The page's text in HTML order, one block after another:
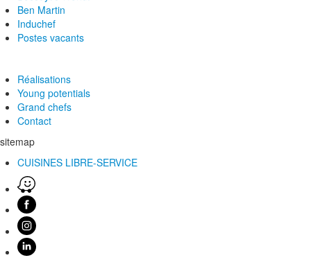
Ben Martin
Induchef
Postes vacants
Réalisations
Young potentials
Grand chefs
Contact
sitemap
CUISINES LIBRE-SERVICE